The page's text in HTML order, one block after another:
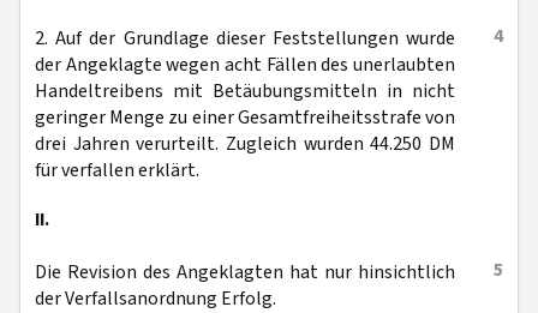
4
2. Auf der Grundlage dieser Feststellungen wurde
der Angeklagte wegen acht Fällen des unerlaubten
Handeltreibens mit Betäubungsmitteln in nicht
geringer Menge zu einer Gesamtfreiheitsstrafe von
drei Jahren verurteilt. Zugleich wurden 44.250 DM
für verfallen erklärt.
II.
5
Die Revision des Angeklagten hat nur hinsichtlich
der Verfallsanordnung Erfolg.